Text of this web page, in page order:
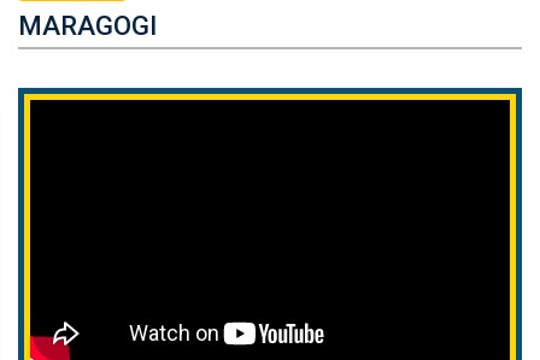
MARAGOGI